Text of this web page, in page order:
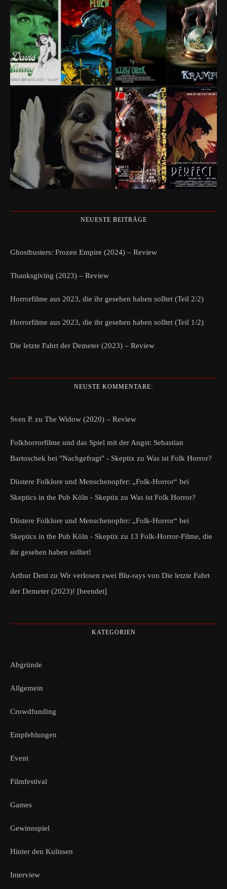
NEUESTE BEITRÄGE
Ghostbusters: Frozen Empire (2024) – Review
Thanksgiving (2023) – Review
Horrorfilme aus 2023, die ihr gesehen haben solltet (Teil 2/2)
Horrorfilme aus 2023, die ihr gesehen haben solltet (Teil 1/2)
Die letzte Fahrt der Demeter (2023) – Review
NEUSTE KOMMENTARE:
Sven P. zu The Widow (2020) – Review
Folkhorrorfilme und das Spiel mit der Angst: Sebastian
Bartoschek bei "Nachgefragt" - Skeptix zu Was ist Folk Horror?
Düstere Folklore und Menschenopfer: „Folk-Horror“ bei
Skeptics in the Pub Köln - Skeptix zu Was ist Folk Horror?
Düstere Folklore und Menschenopfer: „Folk-Horror“ bei
Skeptics in the Pub Köln - Skeptix zu 13 Folk-Horror-Filme, die
ihr gesehen haben solltet!
Arthur Dent zu Wir verlosen zwei Blu-rays von Die letzte Fahrt
der Demeter (2023)! [beendet]
KATEGORIEN
Abgründe
Allgemein
Crowdfunding
Empfehlungen
Event
Filmfestival
Games
Gewinnspiel
Hinter den Kulissen
Interview